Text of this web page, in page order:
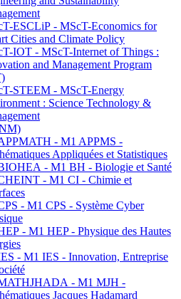
ESCLiP - MScT-Economics for
Cities and Climate Policy
IOT - MScT-Internet of Things :
and Management Program
STEEM - MScT-Energy
: Science Technology &
- M1 APPMS -
Appliquées et Statistiques
- M1 BH - Biologie et Santé
- M1 CI - Chimie et
- M1 CPS - Système Cyber
- M1 HEP - Physique des Hautes
- M1 IES - Innovation, Entreprise
- M1 MJH -
Jacques Hadamard